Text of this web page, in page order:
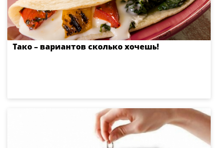
Тако – вариантов сколько хочешь!